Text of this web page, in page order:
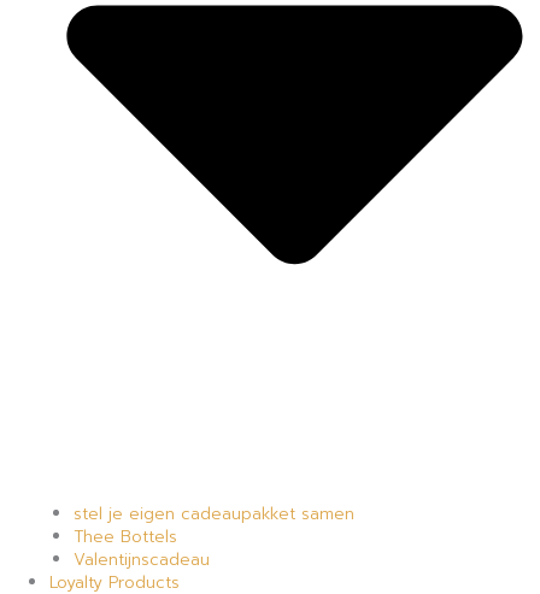
stel je eigen cadeaupakket samen
Thee Bottels
Valentijnscadeau
Loyalty Products